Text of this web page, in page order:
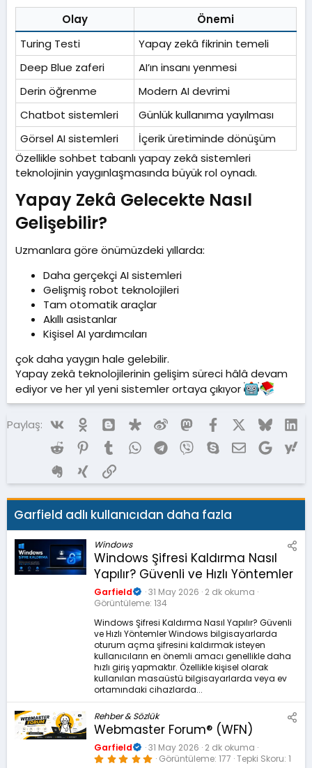
Olay
Önemi
Turing Testi
Yapay zekâ fikrinin temeli
Deep Blue zaferi
AI’ın insanı yenmesi
Derin öğrenme
Modern AI devrimi
Chatbot sistemleri
Günlük kullanıma yayılması
Görsel AI sistemleri
İçerik üretiminde dönüşüm
Özellikle sohbet tabanlı yapay zekâ sistemleri
teknolojinin yaygınlaşmasında büyük rol oynadı.
Yapay Zekâ Gelecekte Nasıl
Gelişebilir?​
Uzmanlara göre önümüzdeki yıllarda:
Daha gerçekçi AI sistemleri
Gelişmiş robot teknolojileri
Tam otomatik araçlar
Akıllı asistanlar
Kişisel AI yardımcıları
çok daha yaygın hale gelebilir.
Yapay zekâ teknolojilerinin gelişim süreci hâlâ devam
ediyor ve her yıl yeni sistemler ortaya çıkıyor
Paylaş: Vk BloggerDiaspora
Weibo MastodonFacebookX (Twitter)
Bluesky
Reddit Pinterest
TumblrWhatsAppTelegram
ViberSkypeE-postaGoogle
Evernote
Xing Link
Garfield adlı kullanıcıdan daha fazla
Windows
Windows Şifresi Kaldırma Nasıl
Yapılır? Güvenli ve Hızlı Yöntemler
Garfield 31 May 2026 2 dk okuma
Görüntüleme 134
Windows Şifresi Kaldırma Nasıl Yapılır? Güvenli
ve Hızlı Yöntemler Windows bilgisayarlarda
oturum açma şifresini kaldırmak isteyen
kullanıcıların en önemli amacı genellikle daha
hızlı giriş yapmaktır. Özellikle kişisel olarak
kullanılan masaüstü bilgisayarlarda veya ev
ortamındaki cihazlarda...
Rehber & Sözlük
Webmaster Forum® (WFN)
Garfield 31 May 2026 2 dk okuma
5 Görüntüleme 177 Tepki Skoru 1